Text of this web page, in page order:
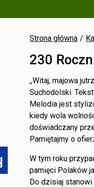
Strona główna
230
,,Witaj, majowa
Suchodolski.
Melodia jest
kiedy wola
doświadczany
Pamiętajmy o
W tym roku
pamięci Polaków
Do dzisiaj